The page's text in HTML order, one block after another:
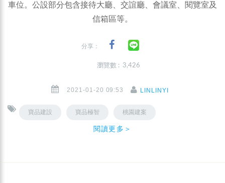
車位。公設部分包含接待大廳、交誼廳、會議室、閱覽室及
信箱區等。
分享：
瀏覽數 : 3,426
2021-01-20 09:53 LINLINYI
寶品建設 寶品極智 桃園建案
閱讀更多＞